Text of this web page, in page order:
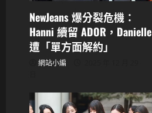
NewJeans 爆分裂危機：
Hanni 續留 ADOR，Danielle
遭「單方面解約」
網站小編